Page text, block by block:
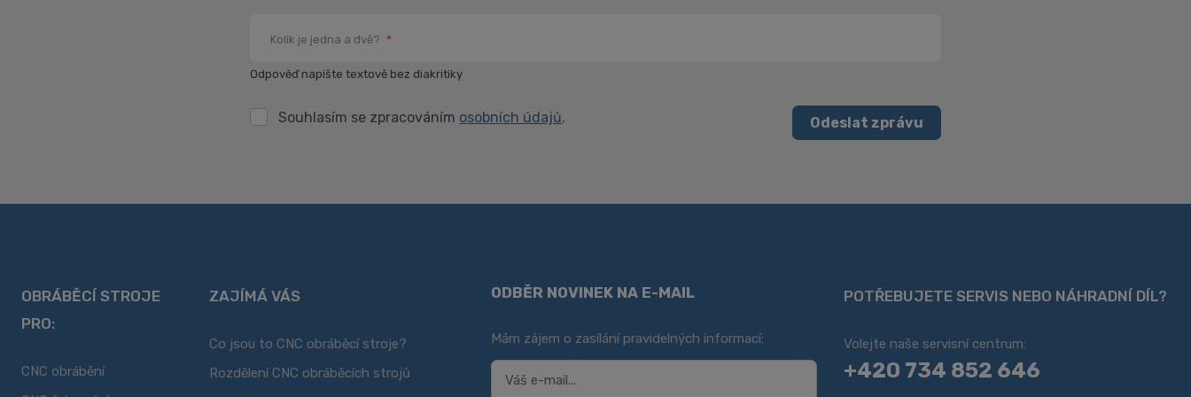
Kolik je jedna a dvě? *
Odpověď napište textově bez diakritiky
Souhlasím
Souhlasím se zpracováním osobních údajů. Odeslat zprávu
OBRÁBĚCÍ STROJE
PRO:
CNC obrábění
ZAJÍMÁ VÁS
Co jsou to CNC obráběcí stroje?
Rozdělení CNC obráběcích strojů
ODBĚR NOVINEK NA E-MAIL
Mám zájem o zasílání pravidelných informací:
POTŘEBUJETE SERVIS NEBO NÁHRADNÍ DÍL?
Volejte naše servisní centrum:
+420 734 852 646